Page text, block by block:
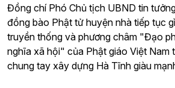
Đồng chí Phó Chủ tịch UBND tin
đồng bào Phật tử huyện nhà tiếp tục
truyền thống và phương châm "Đạo
nghĩa xã hội" của Phật giáo Việt Nam
chung tay xây dựng Hà Tĩnh giàu